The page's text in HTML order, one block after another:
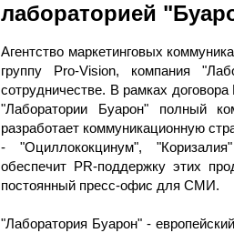
лабораторией
Агентство маркетинговых
группу Pro-Vision, компания
сотрудничестве. В рамках
"Лаборатории Буарон" полный
разработает коммуникационную
- "Оциллококцинум",
обеспечит PR-поддержку этих
постоянный пресс-офис для СМИ.
"Лаборатория Буарон" -